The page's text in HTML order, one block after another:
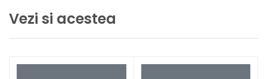
Vezi si acestea